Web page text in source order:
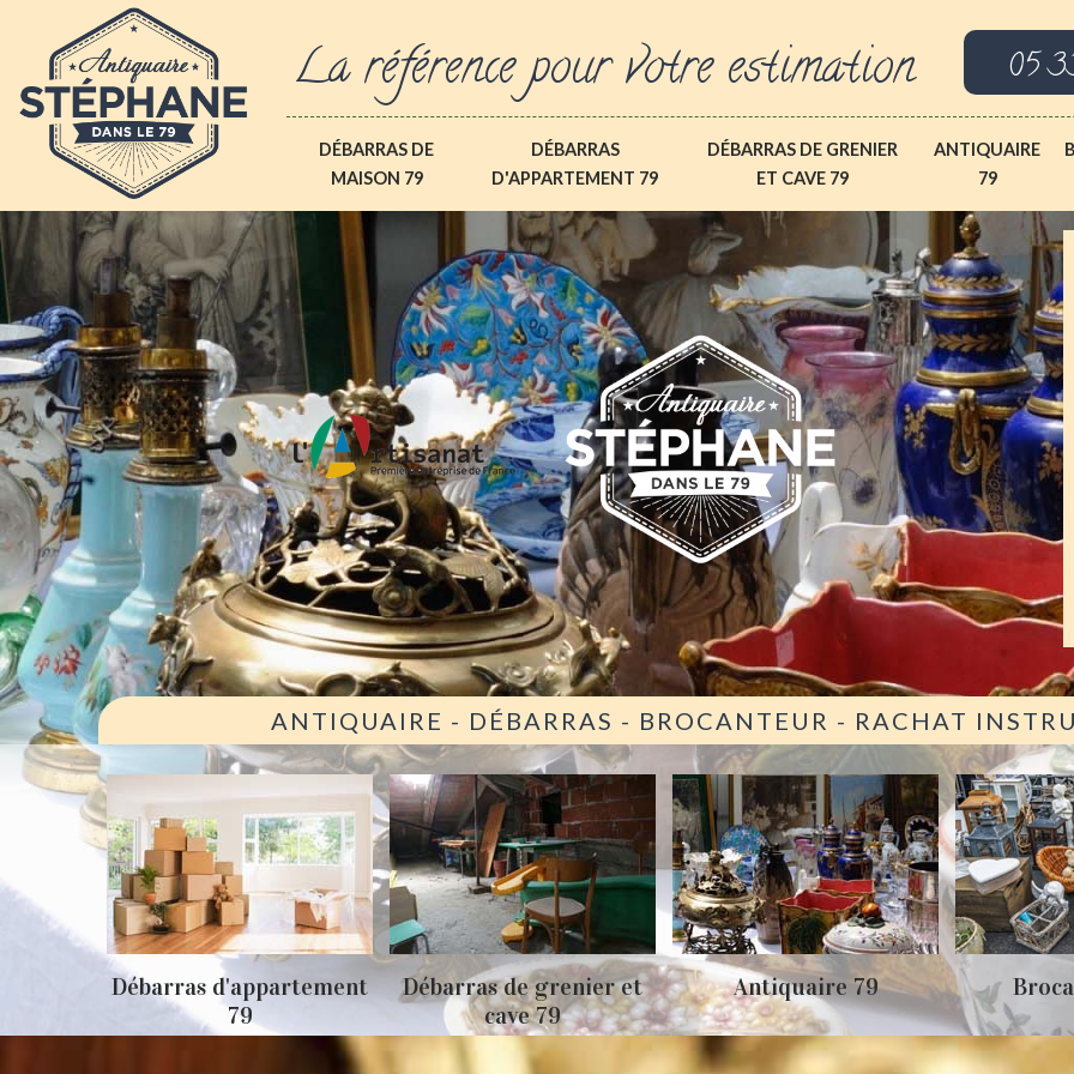
La référence pour votre estimation 05
DÉBARRAS DE
MAISON 79
DÉBARRAS
D'APPARTEMENT 79
DÉBARRAS DE GRENIER
ET CAVE 79
ANTIQUAIRE
79
ANTIQUAIRE - DÉBARRAS - BROCANTEUR - RACHAT
Débarras d'appartement
79
Débarras de grenier et
cave 79
Antiquaire 79